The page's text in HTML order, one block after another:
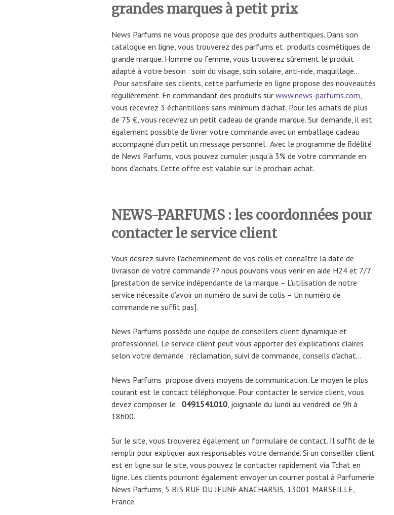
grandes marques à petit prix
News Parfums ne vous propose que des produits authentiques. Dans son
catalogue en ligne, vous trouverez des parfums et produits cosmétiques de
grande marque. Homme ou femme, vous trouverez sûrement le produit
adapté à votre besoin : soin du visage, soin solaire, anti-ride, maquillage…
Pour satisfaire ses clients, cette parfumerie en ligne propose des nouveautés
régulièrement. En commandant des produits sur www.news-parfums.com
vous recevrez 3 échantillons sans minimum d’achat. Pour les achats de plus
de 75 €, vous recevrez un petit cadeau de grande marque. Sur demande, il est
également possible de livrer votre commande avec un emballage cadeau
accompagné d’un petit un message personnel. Avec le programme de fidélité
de News Parfums, vous pouvez cumuler jusqu’à 3% de votre commande en
bons d’achats. Cette offre est valable sur le prochain achat.
NEWS-PARFUMS : les coordonnées pour
contacter le service client
Vous désirez suivre l’acheminement de vos colis et connaître la date de
livraison de votre commande ?? nous pouvons vous venir en aide H24 et 7/7
[prestation de service indépendante de la marque – L’utilisation de notre
service nécessite d’avoir un numéro de suivi de colis – Un numéro de
commande ne suffit pas].
News Parfums possède une équipe de conseillers client dynamique et
professionnel. Le service client peut vous apporter des explications claires
selon votre demande : réclamation, suivi de commande, conseils d’achat…
News Parfums propose divers moyens de communication. Le moyen le plus
courant est le contact téléphonique. Pour contacter le service client, vous
devez composer le : 0491541010, joignable du lundi au vendredi de 9h à
18h00.
Sur le site, vous trouverez également un formulaire de contact. Il suffit de le
remplir pour expliquer aux responsables votre demande. Si un conseiller client
est en ligne sur le site, vous pouvez le contacter rapidement via Tchat en
ligne. Les clients pourront également envoyer un courrier postal à Parfumerie
News Parfums, 5 BIS RUE DU JEUNE ANACHARSIS, 13001 MARSEILLE,
France.